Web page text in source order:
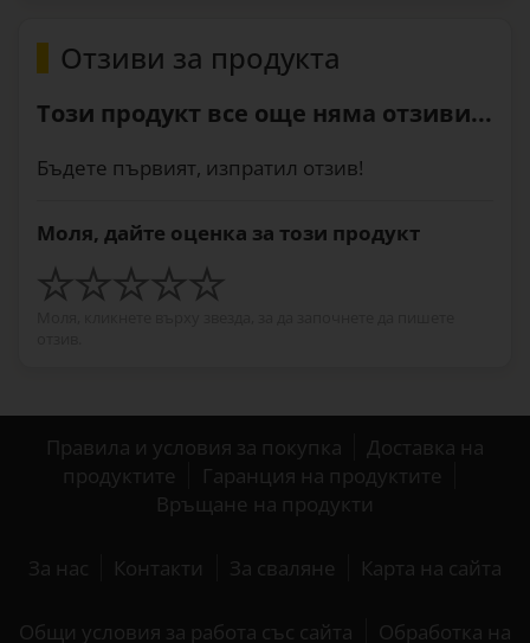
Отзиви за продукта
Този продукт все още няма отзиви...
Бъдете първият, изпратил отзив!
Моля, дайте оценка за този продукт
Правила и условия за покупка
Доставка на
продуктите
Гаранция на продуктите
Връщане на продукти
За нас Контакти За сваляне Карта на сайта
Общи условия за работа със сайта Обработка на